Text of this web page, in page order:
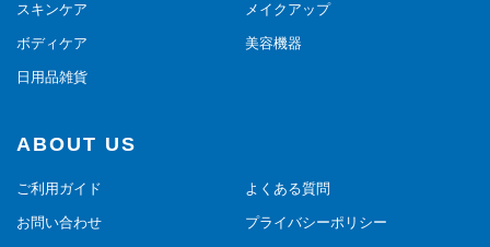
スキンケア メイクアップ
ボディケア 美容機器
日用品雑貨
ABOUT US
ご利用ガイド よくある質問
お問い合わせ プライバシーポリシー